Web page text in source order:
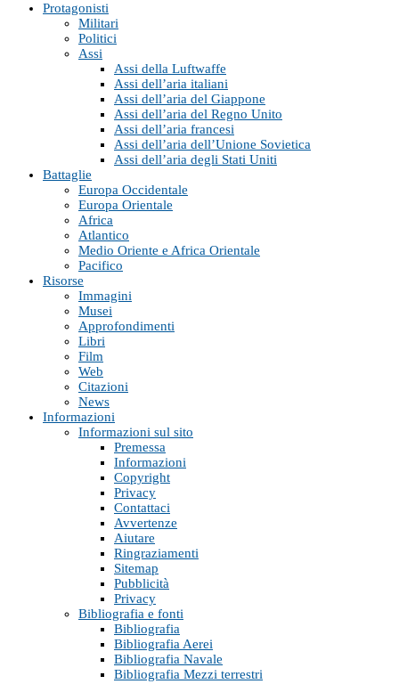
Protagonisti
Militari
Politici
Assi
Assi della Luftwaffe
Assi dell’aria italiani
Assi dell’aria del Giappone
Assi dell’aria del Regno Unito
Assi dell’aria francesi
Assi dell’aria dell’Unione Sovietica
Assi dell’aria degli Stati Uniti
Battaglie
Europa Occidentale
Europa Orientale
Africa
Atlantico
Medio Oriente e Africa Orientale
Pacifico
Risorse
Immagini
Musei
Approfondimenti
Libri
Film
Web
Citazioni
News
Informazioni
Informazioni sul sito
Premessa
Informazioni
Copyright
Privacy
Contattaci
Avvertenze
Aiutare
Ringraziamenti
Sitemap
Pubblicità
Privacy
Bibliografia e fonti
Bibliografia
Bibliografia Aerei
Bibliografia Navale
Bibliografia Mezzi terrestri